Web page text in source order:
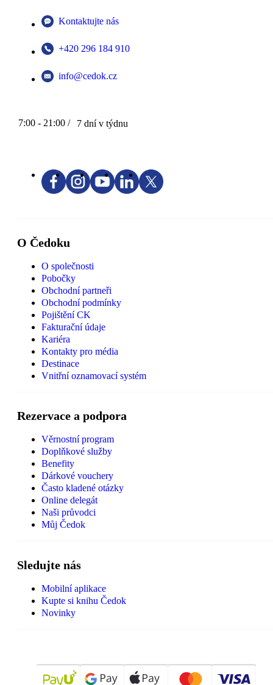
Kontaktujte nás
+420 296 184 910
info@cedok.cz
7:00 - 21:00 / 7 dní v týdnu
O Čedoku
O společnosti
Pobočky
Obchodní partneři
Obchodní podmínky
Pojištění CK
Fakturační údaje
Kariéra
Kontakty pro média
Destinace
Vnitřní oznamovací systém
Rezervace a podpora
Věrnostní program
Doplňkové služby
Benefity
Dárkové vouchery
Často kladené otázky
Online delegát
Naši průvodci
Můj Čedok
Sledujte nás
Mobilní aplikace
Kupte si knihu Čedok
Novinky